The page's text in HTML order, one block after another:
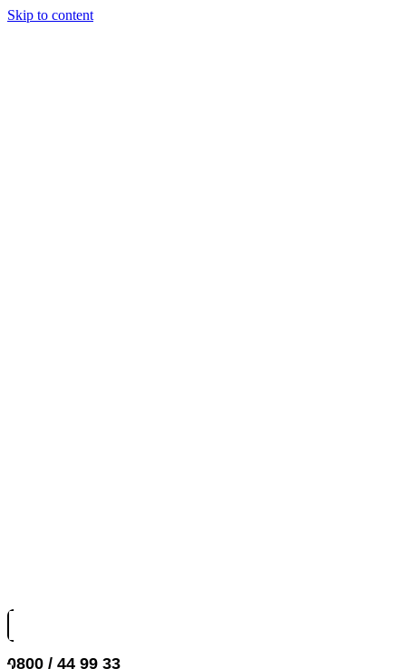
Skip to content
0800 / 44 99 33